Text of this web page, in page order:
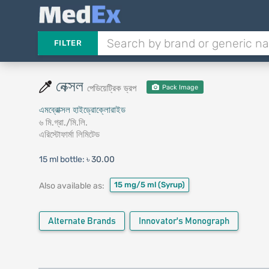
FILTER
নেক্সল পেডিয়েট্রিক ড্রপ Pack Image
এমব্রোক্সল হাইড্রোক্লোরাইড
৬ মি.গ্রা./মি.লি.
এরিস্টোফার্মা লিমিটেড
15 ml bottle: ৳ 30.00
Also available as: 15 mg/5 ml (Syrup)
Alternate Brands Innovator's Monograph